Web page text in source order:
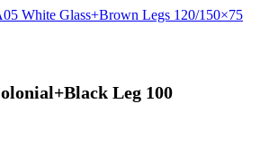
White Glass+Brown Legs 120/150×75
Leg 100